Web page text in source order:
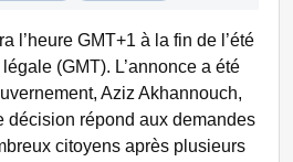
l’heure GMT+1 à la fin de l’été
(GMT). L’annonce a été
Aziz Akhannouch,
décision répond aux demandes
citoyens après plusieurs